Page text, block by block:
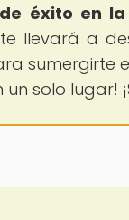
éxito en
llevará a
sumergirte
solo lugar!